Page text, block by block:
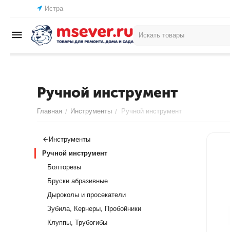
Истра
Ручной инструмент
Главная / Инструменты / Ручной инструмент
Инструменты
Ручной инструмент
Болторезы
Бруски абразивные
Дыроколы и просекатели
Зубила, Кернеры, Пробойники
Клуппы, Трубогибы